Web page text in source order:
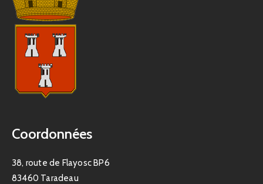
Coordonnées
38, route de Flayosc BP6
83460 Taradeau